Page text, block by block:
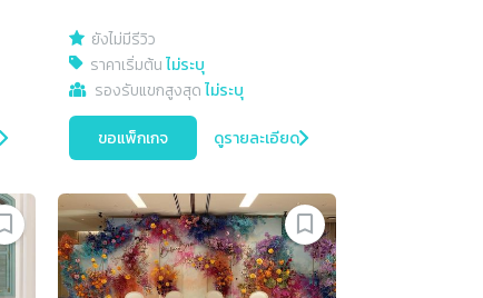
ยังไม่มีรีวิว
ราคาเริ่มต้นไม่ระบุ
รองรับแขกสูงสุดไม่ระบุ
ขอแพ็กเกจ ดูรายละเอียด